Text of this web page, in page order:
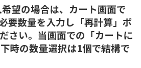
望の場合は、カート画面で
要数量を入力し「再計算」ボ
さい。当画面での「カートに
時の数量選択は1個で結構で